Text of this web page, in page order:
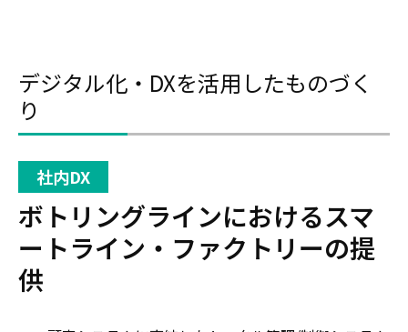
デジタル化・DXを活用したものづく
り
社内DX
ボトリングラインにおけるスマ
ートライン・ファクトリーの提
供